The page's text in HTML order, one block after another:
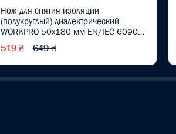
Нож для снятия изоляции
(полукруглый) диэлектрический
WORKPRO 50x180 мм EN/IEC 60900
519 ₴ 649 ₴